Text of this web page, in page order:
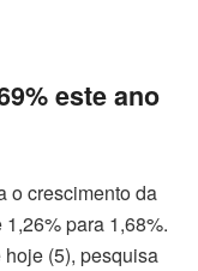
este ano
o crescimento da
para 1,68%.
(5), pesquisa